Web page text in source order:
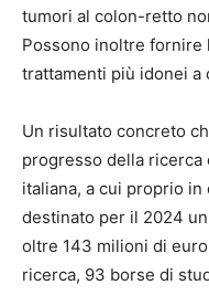
tumori al colon-retto
Possono inoltre fornire
trattamenti più idonei a
Un risultato concreto
progresso della ricerca
italiana, a cui proprio
destinato per il 2024
oltre 143 milioni di
ricerca, 93 borse di